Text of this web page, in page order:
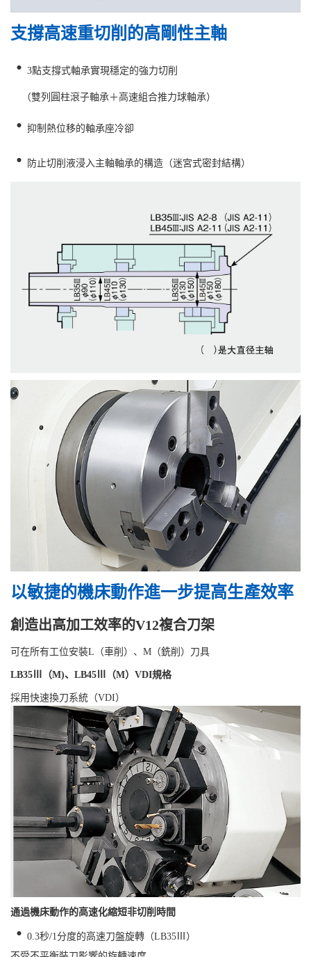
支撐高速重切削的高剛性主軸
・ 3點支撐式軸承實現穩定的強力切削
（雙列圓柱滾子軸承＋高速組合推力球軸承）
・ 抑制熱位移的軸承座冷卻
・ 防止切削液浸入主軸軸承的構造（迷宮式密封結構）
以敏捷的機床動作進一步提高生產效率
創造出高加工效率的V12複合刀架
可在所有工位安裝L（車削）、M（銑削）刀具
LB35Ⅲ（M)、LB45Ⅲ（M）VDI規格
採用快速換刀系統（VDI）
通過機床動作的高速化縮短非切削時間
・ 0.3秒/1分度的高速刀盤旋轉（LB35Ⅲ）